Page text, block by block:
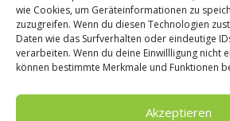
wie Cookies, um Geräteinformationen zu
zuzugreifen. Wenn du diesen Technologien
Daten wie das Surfverhalten oder eindeutige
verarbeiten. Wenn du deine Einwillligung nicht
können bestimmte Merkmale und Funktionen
Akzeptieren
X Festival –
feiert die
Kultur
März 2025